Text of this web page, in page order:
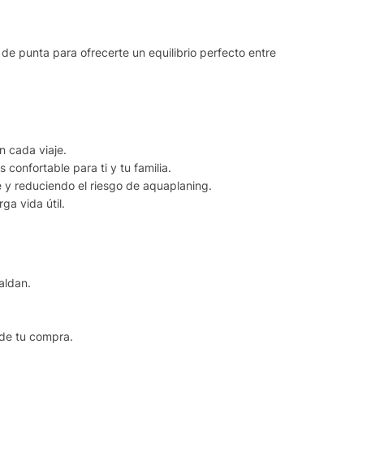
punta para ofrecerte un equilibrio perfecto entre
cada viaje.
confortable para ti y tu familia.
y reduciendo el riesgo de aquaplaning.
vida útil.
tu compra.